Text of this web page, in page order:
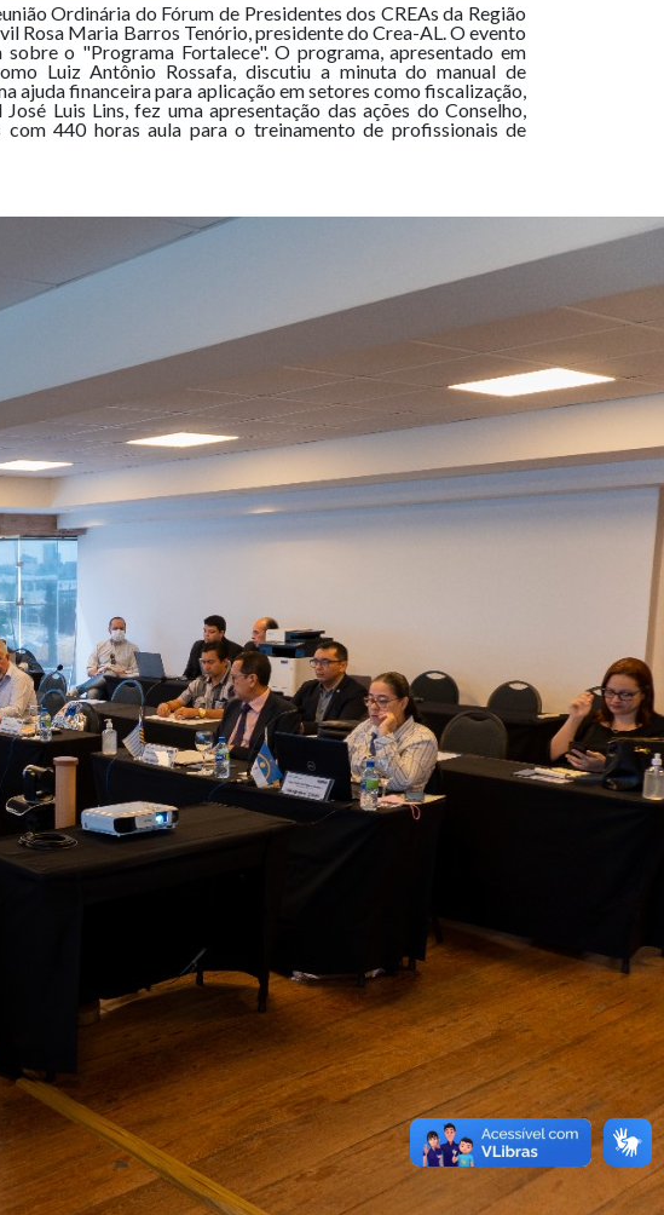
Ordinária do Fórum de Presidentes dos CREAs da Região
Rosa Maria Barros Tenório, presidente do Crea-AL. O evento
o "Programa Fortalece". O programa, apresentado em
Luiz Antônio Rossafa, discutiu a minuta do manual de
ajuda financeira para aplicação em setores como fiscalização,
Luis Lins, fez uma apresentação das ações do Conselho,
440 horas aula para o treinamento de profissionais de